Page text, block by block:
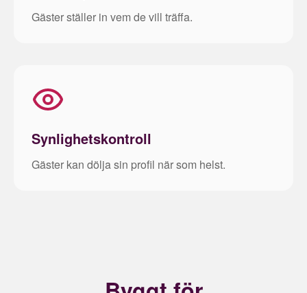
Gäster ställer in vem de vill träffa.
Synlighetskontroll
Gäster kan dölja sin profil när som helst.